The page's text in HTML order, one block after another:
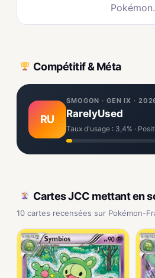
Pokémon.
Compétitif & Méta
RU
SMOGON · GEN IX ·
RarelyUsed
Taux d'usage : 3,4% ·
Cartes JCC mettant en
10 cartes recensées sur Pokémon-